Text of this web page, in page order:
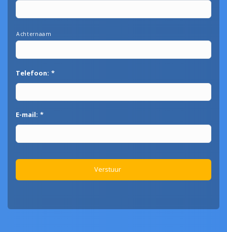
Achternaam
Telefoon: *
E-mail: *